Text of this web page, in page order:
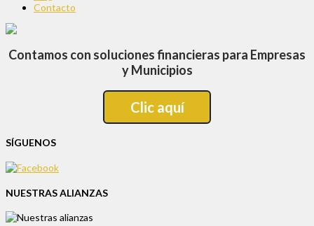
Contacto
Contamos con soluciones financieras para Empresas
y Municipios
Clic aquí
SÍGUENOS
NUESTRAS ALIANZAS